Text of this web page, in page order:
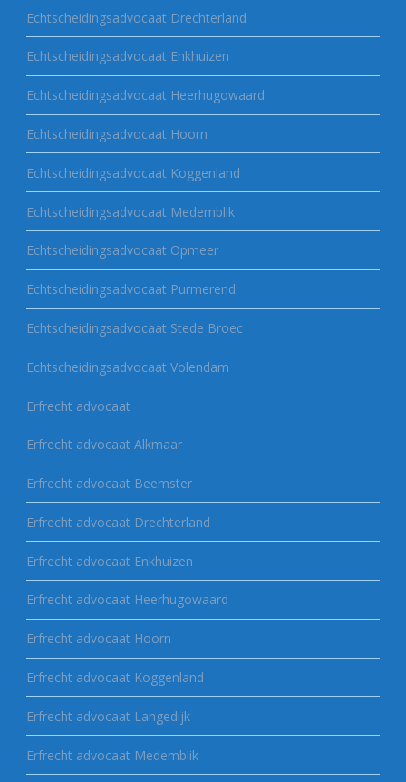
Echtscheidingsadvocaat Drechterland
Echtscheidingsadvocaat Enkhuizen
Echtscheidingsadvocaat Heerhugowaard
Echtscheidingsadvocaat Hoorn
Echtscheidingsadvocaat Koggenland
Echtscheidingsadvocaat Medemblik
Echtscheidingsadvocaat Opmeer
Echtscheidingsadvocaat Purmerend
Echtscheidingsadvocaat Stede Broec
Echtscheidingsadvocaat Volendam
Erfrecht advocaat
Erfrecht advocaat Alkmaar
Erfrecht advocaat Beemster
Erfrecht advocaat Drechterland
Erfrecht advocaat Enkhuizen
Erfrecht advocaat Heerhugowaard
Erfrecht advocaat Hoorn
Erfrecht advocaat Koggenland
Erfrecht advocaat Langedijk
Erfrecht advocaat Medemblik